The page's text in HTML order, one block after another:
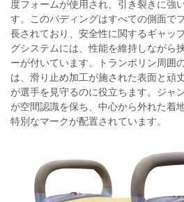
度フォームが使用され、引き裂きに強
す。このパディングはすべての側面で
長されており、安全性に関するギャッ
グシステムには、性能を維持しながら
ーが付いています。トランポリン周囲
は、滑り止め加工が施された表面と頑
が選手を見守るのに役立ちます。ジャ
が空間認識を保ち、中心から外れた着
特別なマークが配置されています。